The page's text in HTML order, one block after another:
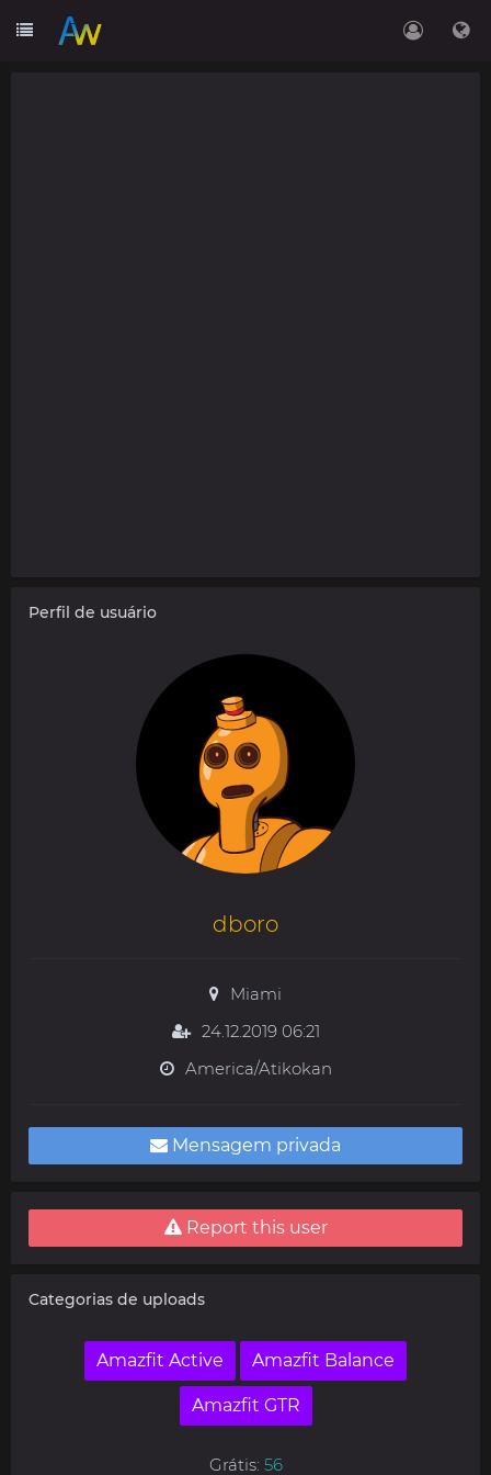
Perfil de usuário
dboro
Miami
24.12.2019 06:21
America/Atikokan
Mensagem privada
Report this user
Categorias de uploads
Amazfit Active Amazfit Balance
Amazfit GTR
Grátis: 56